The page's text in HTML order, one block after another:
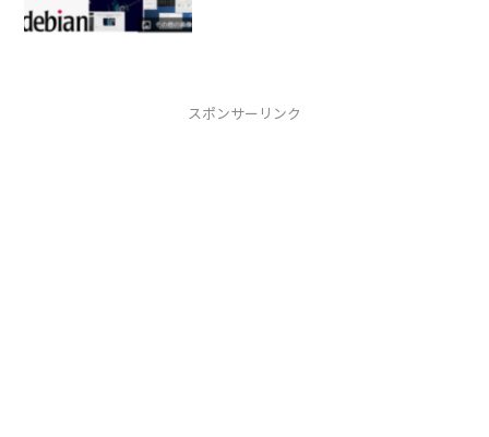
スポンサーリンク